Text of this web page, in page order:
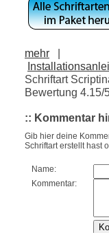
mehr
|
Schriftart
Bewertung 4.15/
:: Kommentar
Gib hier deine
Schriftart erstellt hast
Name:
Kommentar: